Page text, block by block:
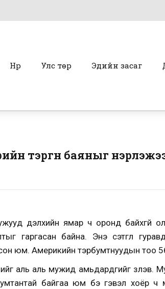
Нүүр Улс төр Эдийн засаг
тэргүүн баяныг
дэлхийн ямар ч оронд байхгүй
гаргасан байна. Энэ сэтгүүл
юм. Америкийн тэрбумтнуудын тоо
аль аль мужид амьдардгийг үзүүлэв.
байгаа юм бэ гэвэл хоёр ч